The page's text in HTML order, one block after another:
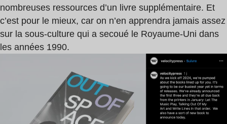
nombreuses ressources d’un livre supplémentaire. Et
c’est pour le mieux, car on n’en apprendra jamais assez
sur la sous-culture qui a secoué le Royaume-Uni dans
les années 1990.